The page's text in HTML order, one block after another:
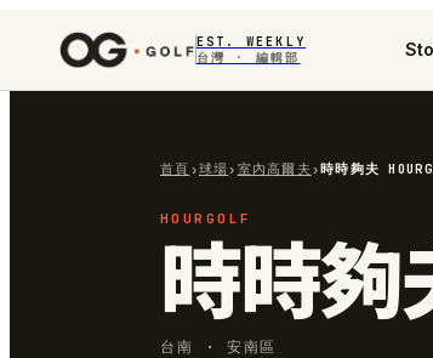
EST. WEEKLY
台灣 · 編輯部
首頁 ›球場› 室內高爾夫 ›時時夠夫
HOURGOLF
時時
台南 · 安南區